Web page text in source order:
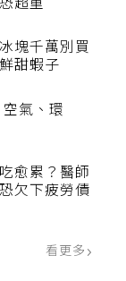
超重
塊千萬別買
甜蝦子
氣、環
愈累？醫師
欠下疲勞債